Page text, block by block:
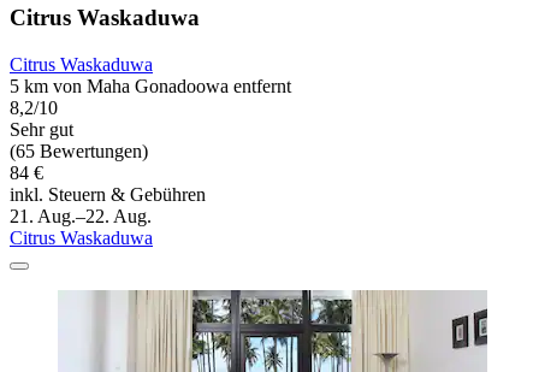
Citrus Waskaduwa
Citrus Waskaduwa
5 km von Maha Gonadoowa entfernt
8,2/10
Sehr gut
(65 Bewertungen)
84 €
inkl. Steuern & Gebühren
21. Aug.–22. Aug.
Citrus Waskaduwa